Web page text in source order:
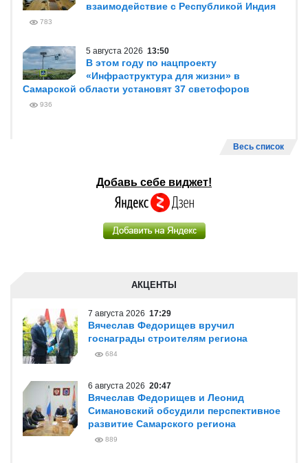
взаимодействие с Республикой Индия
783
5 августа 2026 13:50
В этом году по нацпроекту
«Инфраструктура для жизни» в
Самарской области установят 37 светофоров
936
Весь список
Добавь себе виджет!
АКЦЕНТЫ
7 августа 2026 17:29
Вячеслав Федорищев вручил
госнаграды строителям региона
684
6 августа 2026 20:47
Вячеслав Федорищев и Леонид
Симановский обсудили перспективное
развитие Самарского региона
889